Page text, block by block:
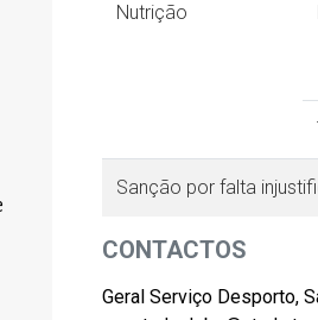
Nutrição
Sanção por falta
CONTACTOS
Geral Serviço Desporto,